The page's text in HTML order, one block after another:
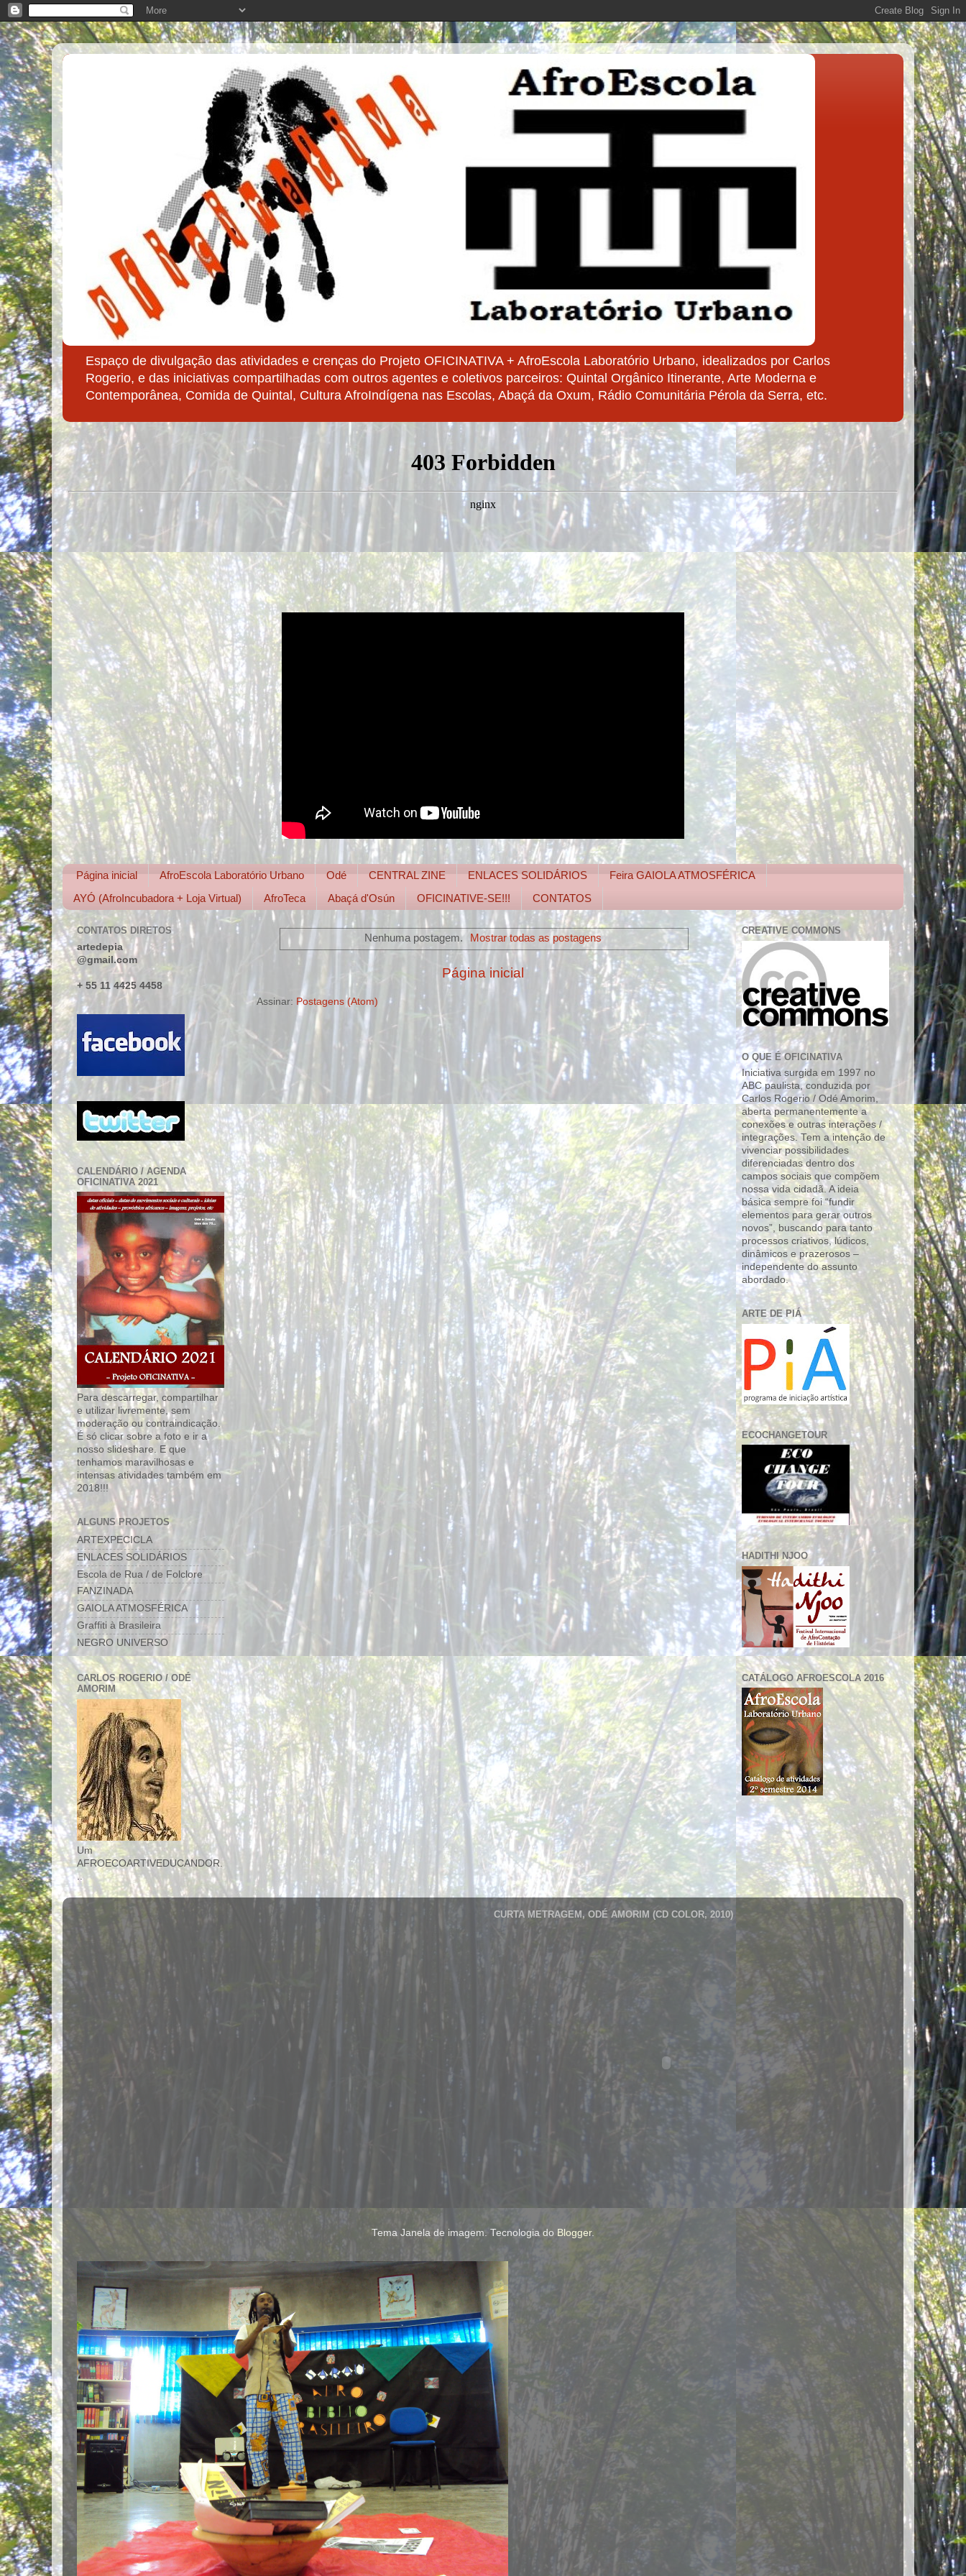
Espaço de divulgação das atividades e crenças do Projeto OFICINATIVA + AfroEscola Laboratório Urbano, idealizados por Carlos
Rogerio, e das iniciativas compartilhadas com outros agentes e coletivos parceiros: Quintal Orgânico Itinerante, Arte Moderna e
Contemporânea, Comida de Quintal, Cultura AfroIndígena nas Escolas, Abaçá da Oxum, Rádio Comunitária Pérola da Serra, etc.
Página inicial AfroEscola Laboratório Urbano Odé CENTRAL ZINE ENLACES SOLIDÁRIOS
Feira GAIOLA ATMOSFÉRICA
AYÓ (AfroIncubadora + Loja Virtual)
AfroTeca Abaçá d'Osún OFICINATIVE-SE!!! CONTATOS
Nenhuma postagem. Mostrar todas as postagens
Página inicial
Assinar: Postagens (Atom)
CONTATOS DIRETOS
artedepia
@gmail.com
+ 55 11 4425 4458
CALENDÁRIO / AGENDA
OFICINATIVA 2021
Para descarregar, compartilhar
e utilizar livremente, sem
moderação ou contraindicação.
É só clicar sobre a foto e ir a
nosso slideshare. E que
tenhamos maravilhosas e
intensas atividades também em
2018!!!
ALGUNS PROJETOS
ARTEXPECICLA
ENLACES SOLIDÁRIOS
Escola de Rua / de Folclore
FANZINADA
GAIOLA ATMOSFÉRICA
Graffiti à Brasileira
NEGRO UNIVERSO
CARLOS ROGERIO / ODÉ
AMORIM
Um
AFROECOARTIVEDUCANDOR.
..
CREATIVE COMMONS
O QUE É OFICINATIVA
Iniciativa surgida em 1997 no
ABC paulista, conduzida por
Carlos Rogerio / Odé Amorim,
aberta permanentemente a
conexões e outras interações /
integrações. Tem a intenção de
vivenciar possibilidades
diferenciadas dentro dos
campos sociais que compõem
nossa vida cidadã. A ideia
básica sempre foi “fundir
elementos para gerar outros
novos”, buscando para tanto
processos criativos, lúdicos,
dinâmicos e prazerosos –
independente do assunto
abordado.
ARTE DE PIÁ
ECOCHANGETOUR
HADITHI NJOO
CATÁLOGO AFROESCOLA 2016
CURTA METRAGEM, ODÉ AMORIM (CD COLOR, 2010)
Tema Janela de imagem. Tecnologia do Blogger.